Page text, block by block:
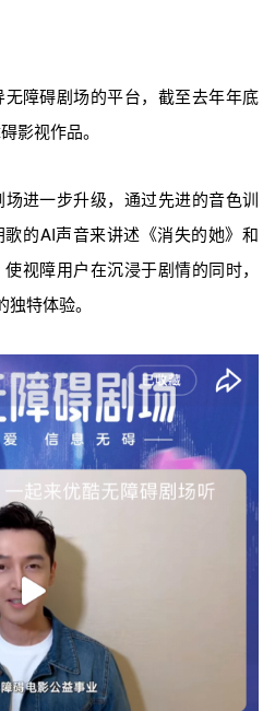
障碍剧场的平台，截至去年年底
影视作品。
进一步升级，通过先进的音色训
的AI声音来讲述《消失的她》和
视障用户在沉浸于剧情的同时，
特体验。